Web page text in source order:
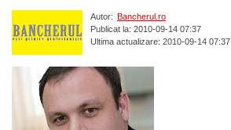
Autor: Bancherul.ro
Publicat la: 2010-09-14 07:37
Ultima actualizare: 2010-09-14 07:37